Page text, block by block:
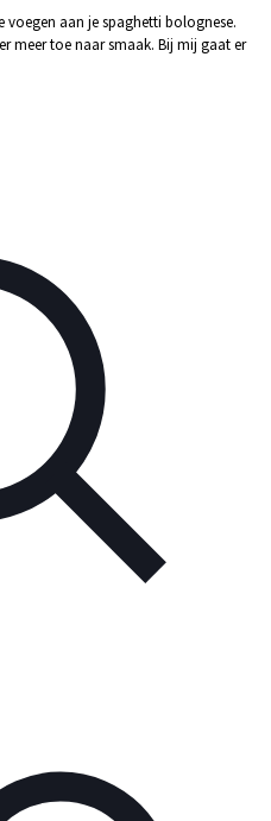
aan je spaghetti bolognese.
meer toe naar smaak. Bij mij gaat er